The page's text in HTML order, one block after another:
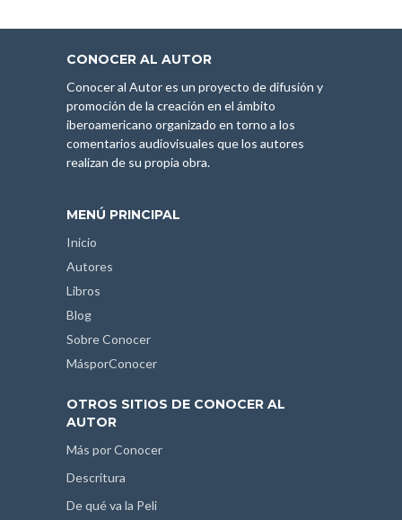
CONOCER AL AUTOR
Conocer al Autor es un proyecto de difusión y
promoción de la creación en el ámbito
iberoamericano organizado en torno a los
comentarios audiovisuales que los autores
realizan de su propia obra.
MENÚ PRINCIPAL
Inicio
Autores
Libros
Blog
Sobre Conocer
MásporConocer
OTROS SITIOS DE CONOCER AL
AUTOR
Más por Conocer
Descritura
De qué va la Peli